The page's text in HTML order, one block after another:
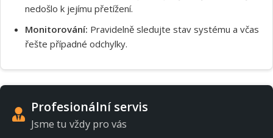
nedošlo k jejímu přetížení.
Monitorování: Pravidelně sledujte stav systému a včas
řešte případné odchylky.
Profesionální servis
Jsme tu vždy pro vás